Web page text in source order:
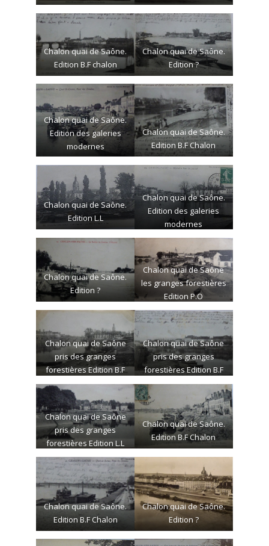
Chalon quai de Saône.
Edition B.F chalon
Chalon quai de Saône.
Edition ?
Chalon quai de Saône.
Edition des galeries
modernes
Chalon quai de Saône.
Edition B.F Chalon
Chalon quai de Saône.
Edition L.L
Chalon quai de Saône.
Edition des galeries
modernes
Chalon quai de Saône.
Edition ?
Chalon quai de Saône
les granges forestières
Edition P.O
Chalon quai de Saône
pris des granges
forestières Edition B.F
Chalon
Chalon quai de Saône
pris des granges
forestières Edition B.F
Chalon
Chalon quai de Saône
pris des granges
forestières Edition L.L
Chalon quai de Saône.
Edition B.F Chalon
Chalon quai de Saône.
Edition B.F Chalon
Chalon quai de Saône.
Edition ?